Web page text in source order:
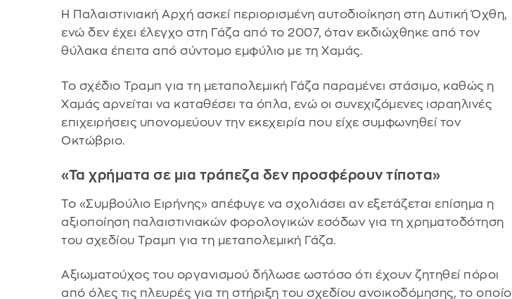
Η Παλαιστινιακή Αρχή ασκεί περιορισμένη αυτοδιοίκηση στη Δυτική Όχθη,
ενώ δεν έχει έλεγχο στη Γάζα από το 2007, όταν εκδιώχθηκε από τον
θύλακα έπειτα από σύντομο εμφύλιο με τη Χαμάς.
Το σχέδιο Τραμπ για τη μεταπολεμική Γάζα παραμένει στάσιμο, καθώς η
Χαμάς αρνείται να καταθέσει τα όπλα, ενώ οι συνεχιζόμενες ισραηλινές
επιχειρήσεις υπονομεύουν την εκεχειρία που είχε συμφωνηθεί τον
Οκτώβριο.
«Τα χρήματα σε μια τράπεζα δεν προσφέρουν τίποτα»
Το «Συμβούλιο Ειρήνης» απέφυγε να σχολιάσει αν εξετάζεται επίσημα η
αξιοποίηση παλαιστινιακών φορολογικών εσόδων για τη χρηματοδότηση
του σχεδίου Τραμπ για τη μεταπολεμική Γάζα.
Αξιωματούχος του οργανισμού δήλωσε ωστόσο ότι έχουν ζητηθεί πόροι
από όλες τις πλευρές για τη στήριξη του σχεδίου ανοικοδόμησης, το οποίο